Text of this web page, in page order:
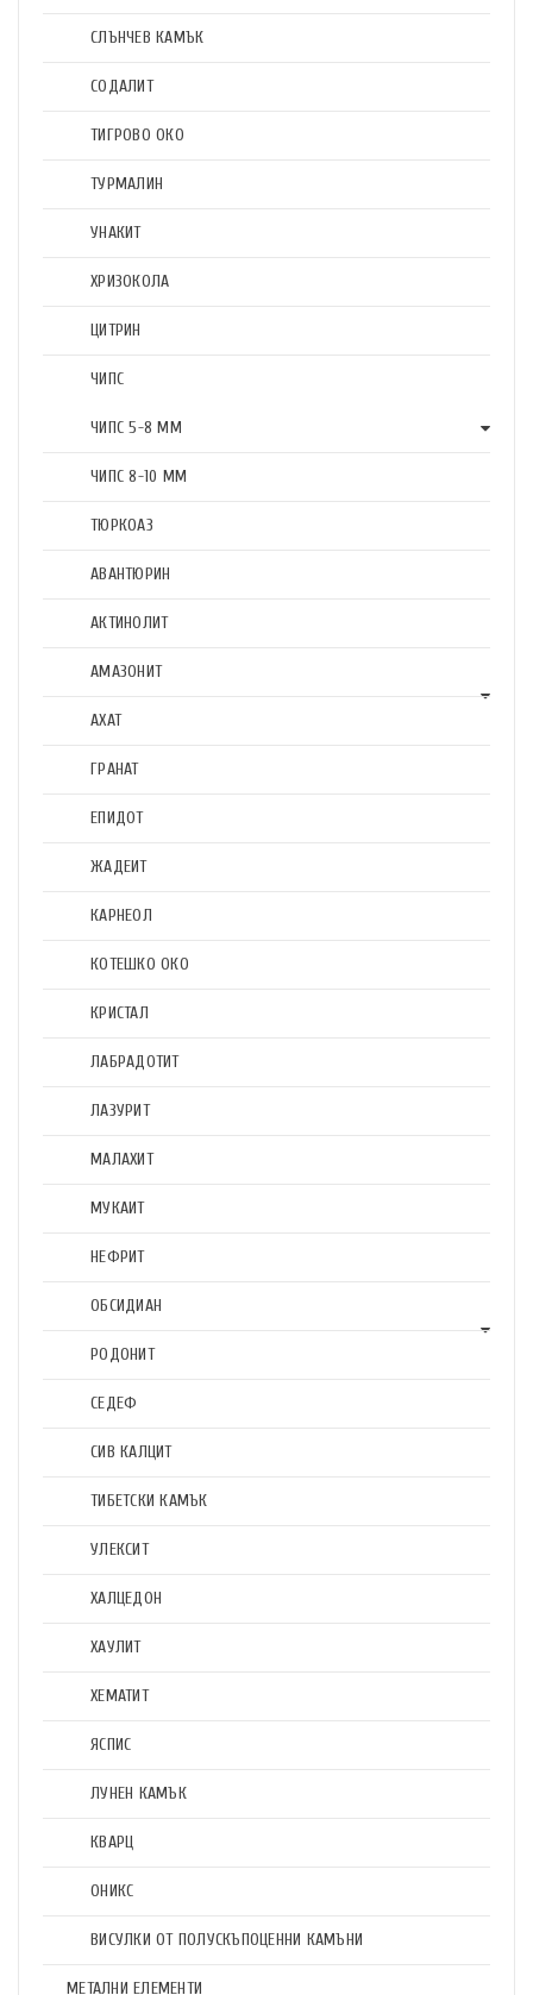
СЛЪНЧЕВ КАМЪК
СОДАЛИТ
ТИГРОВО ОКО
ТУРМАЛИН
УНАКИТ
ХРИЗОКОЛА
ЦИТРИН
ЧИПС
ЧИПС 5-8 ММ
ЧИПС 8-10 ММ
ТЮРКОАЗ
АВАНТЮРИН
АКТИНОЛИТ
АМАЗОНИТ
АХАТ
ГРАНАТ
ЕПИДОТ
ЖАДЕИТ
КАРНЕОЛ
КОТЕШКО ОКО
КРИСТАЛ
ЛАБРАДОТИТ
ЛАЗУРИТ
МАЛАХИТ
МУКАИТ
НЕФРИТ
ОБСИДИАН
РОДОНИТ
СЕДЕФ
СИВ КАЛЦИТ
ТИБЕТСКИ КАМЪК
УЛЕКСИТ
ХАЛЦЕДОН
ХАУЛИТ
ХЕМАТИТ
ЯСПИС
ЛУНЕН КАМЪК
КВАРЦ
ОНИКС
ВИСУЛКИ ОТ ПОЛУСКЪПОЦЕННИ КАМЪНИ
МЕТАЛНИ ЕЛЕМЕНТИ